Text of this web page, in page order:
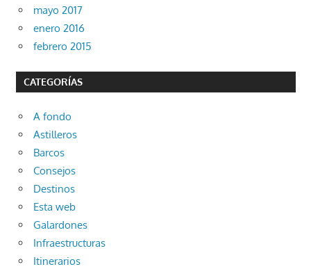
mayo 2017
enero 2016
febrero 2015
CATEGORÍAS
A fondo
Astilleros
Barcos
Consejos
Destinos
Esta web
Galardones
Infraestructuras
Itinerarios